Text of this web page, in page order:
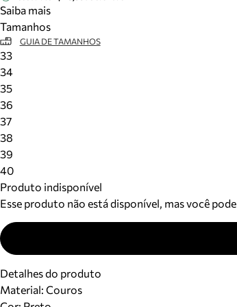
Saiba mais
Tamanhos
GUIA DE TAMANHOS
33
34
35
36
37
38
39
40
Produto indisponível
Esse produto não está disponível, mas você pode
Detalhes do produto
Material: Couros